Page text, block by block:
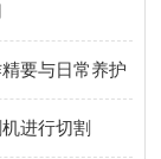
要与日常养护
进行切割